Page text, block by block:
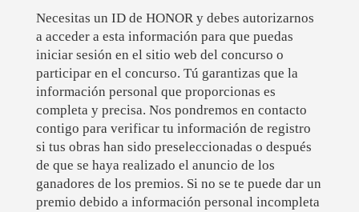
Necesitas un ID de HONOR y debes autorizarnos
a acceder a esta información para que puedas
iniciar sesión en el sitio web del concurso o
participar en el concurso. Tú garantizas que la
información personal que proporcionas es
completa y precisa. Nos pondremos en contacto
contigo para verificar tu información de registro
si tus obras han sido preseleccionadas o después
de que se haya realizado el anuncio de los
ganadores de los premios. Si no se te puede dar un
premio debido a información personal incompleta